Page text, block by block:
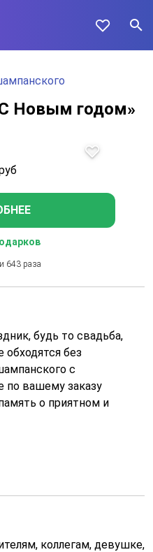
Новым годом»
643 раза
будь то свадьба,
без
с
по вашему заказу
о приятном и
коллегам, девушке,